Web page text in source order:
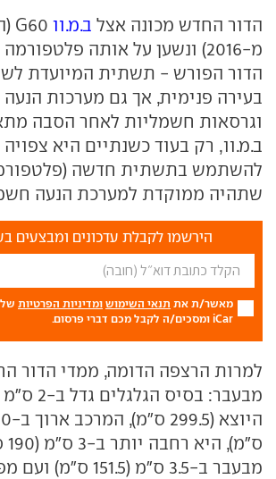
הדור החדש מכונה אצל ב.מ.וו
הדור הפורש - תשתית המיועדת
בעירה פנימית, אך גם מערכות הנעה
וגרסאות חשמליות לאחר הסבה
ב.מ.וו, רק בעוד כשנתיים היא
להשתמש בתשתית חדשה
שתהיה ממוקדת למערכת הנעה
הירשמו לקבלת עדכונים ומבצעים
מאשר/ת את תנאי השימוש ומדיניות הפרטיות של
iCar ומסכים/ה לקבל מכם דברי פרסום.
למרות הרצפה הדומה, ממדי הדור
מבעבר:
מבעבר ב-3.5 ס"מ